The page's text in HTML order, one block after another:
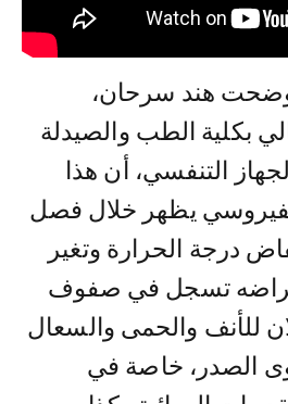
هند سرحان،
بكلية الطب والصيدلة
التنفسي، أن هذا
يظهر خلال فصل
درجة الحرارة وتغير
تسجل في صفوف
للأنف والحمى والسعال
الصدر، خاصة في